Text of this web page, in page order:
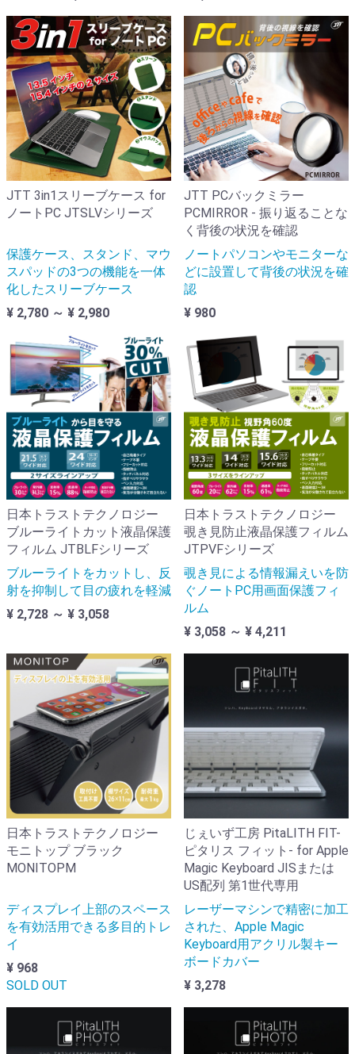
JTT 3in1スリーブケース for
ノートPC JTSLVシリーズ
保護ケース、スタンド、マウ
スパッドの3つの機能を一体
化したスリーブケース
¥ 2,780 ～ ¥ 2,980
JTT PCバックミラー
PCMIRROR - 振り返ることな
く背後の状況を確認
ノートパソコンやモニターな
どに設置して背後の状況を確
認
¥ 980
日本トラストテクノロジー
ブルーライトカット液晶保護
フィルム JTBLFシリーズ
ブルーライトをカットし、反
射を抑制して目の疲れを軽減
¥ 2,728 ～ ¥ 3,058
日本トラストテクノロジー
覗き見防止液晶保護フィルム
JTPVFシリーズ
覗き見による情報漏えいを防
ぐノートPC用画面保護フィ
ルム
¥ 3,058 ～ ¥ 4,211
日本トラストテクノロジー
モニトップ ブラック
MONITOPM
ディスプレイ上部のスペース
を有効活用できる多目的トレ
イ
¥ 968
SOLD OUT
じぇいず工房 PitaLITH FIT-
ピタリス フィット- for Apple
Magic Keyboard JISまたは
US配列 第1世代専用
レーザーマシンで精密に加工
された、Apple Magic
Keyboard用アクリル製キー
ボードカバー
¥ 3,278